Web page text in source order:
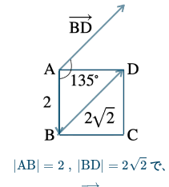
| A B| , BD|= で、